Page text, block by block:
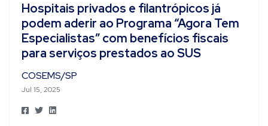
Hospitais privados e filantrópicos já
podem aderir ao Programa “Agora Tem
Especialistas” com benefícios fiscais
para serviços prestados ao SUS
COSEMS/SP
Jul 15, 2025